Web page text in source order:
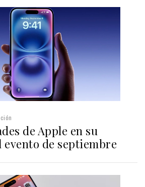
de Apple en su
de septiembre